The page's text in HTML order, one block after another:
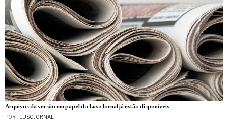
Arquivos da versão em papel do LusoJornal já estão disponíveis
POR _LUSOJORNAL